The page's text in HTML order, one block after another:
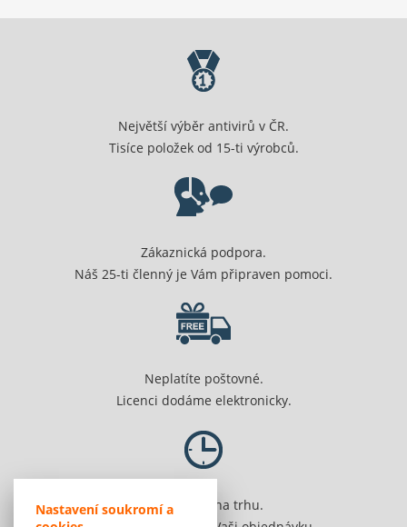
Nastavení soukromí a
Největší výběr antivirů v ČR.
Tisíce položek od 15-ti výrobců.
Zákaznická podpora.
Náš 25-ti členný je Vám připraven pomoci.
Neplatíte poštovné.
Licenci dodáme elektronicky.
Jsme 20 let na trhu.